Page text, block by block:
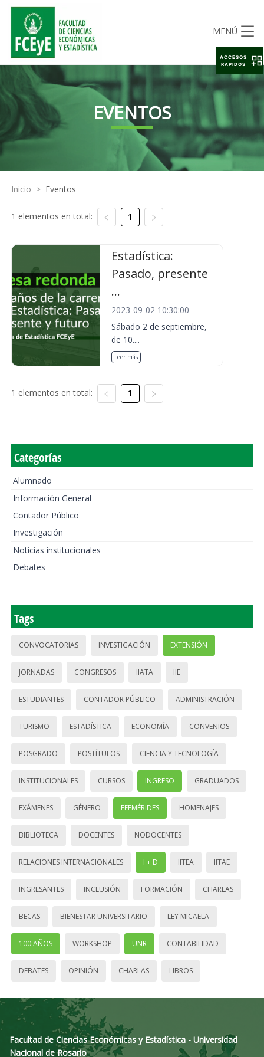
MENÚ
EVENTOS
Inicio > Eventos
1 elementos en total: 1
Estadística:
Pasado, presente
...
2023-09-02 10:30:00
Sábado 2 de septiembre,
de 10....
Leer más
1 elementos en total: 1
Categorías
Alumnado
Información General
Contador Público
Investigación
Noticias institucionales
Debates
Tags
CONVOCATORIAS INVESTIGACIÓN EXTENSIÓN
JORNADAS CONGRESOS IIATA IIE
ESTUDIANTES CONTADOR PÚBLICO ADMINISTRACIÓN
TURISMO ESTADÍSTICA ECONOMÍA CONVENIOS
POSGRADO POSTÍTULOS CIENCIA Y TECNOLOGÍA
INSTITUCIONALES CURSOS INGRESO GRADUADOS
EXÁMENES GÉNERO EFEMÉRIDES HOMENAJES
BIBLIOTECA DOCENTES NODOCENTES
RELACIONES INTERNACIONALES I + D IITEA IITAE
INGRESANTES INCLUSIÓN FORMACIÓN CHARLAS
BECAS BIENESTAR UNIVERSITARIO LEY MICAELA
100 AÑOS WORKSHOP UNR CONTABILIDAD
DEBATES OPINIÓN CHARLAS LIBROS
Facultad de Ciencias Económicas y Estadística - Universidad
Nacional de Rosario
ACCESOS
RAPIDOS